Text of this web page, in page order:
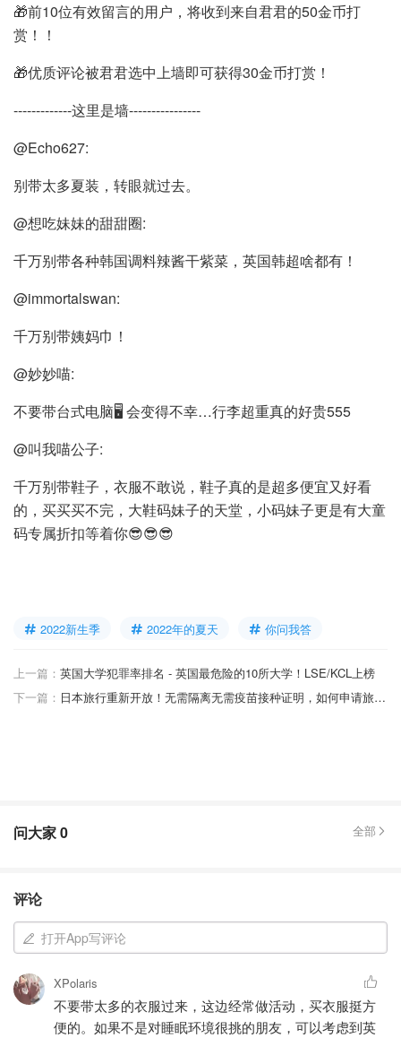
🎁前10位有效留言的用户，将收到来自君君的50金币打
赏！！
🎁优质评论被君君选中上墙即可获得30金币打赏！
-------------这里是墙----------------
@Echo627:
别带太多夏装，转眼就过去。
@想吃妹妹的甜甜圈:
千万别带各种韩国调料辣酱干紫菜，英国韩超啥都有！
@immortalswan:
千万别带姨妈巾！
@妙妙喵:
不要带台式电脑🖥️ 会变得不幸…行李超重真的好贵555
@叫我喵公子:
千万别带鞋子，衣服不敢说，鞋子真的是超多便宜又好看
的，买买买不完，大鞋码妹子的天堂，小码妹子更是有大童
码专属折扣等着你😎😎😎
2022新生季 2022年的夏天 你问我答
上一篇： 英国大学犯罪率排名 - 英国最危险的10所大学！LSE/KCL上榜
下一篇：
日本旅行重新开放！无需隔离无需疫苗接种证明，如何申请旅行签证？日本重新开放旅游详解
问大家0 全部
评论
打开App写评论
XPolaris
不要带太多的衣服过来，这边经常做活动，买衣服挺方
便的。如果不是对睡眠环境很挑的朋友，可以考虑到英